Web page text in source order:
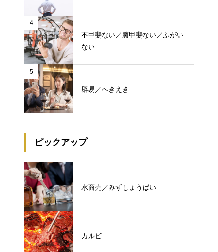
4
不甲斐ない／腑甲斐ない／ふがい
ない
5
辟易／へきえき
ピックアップ
水商売／みずしょうばい
カルビ